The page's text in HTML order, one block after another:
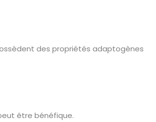
des propriétés adaptogènes
être bénéfique.